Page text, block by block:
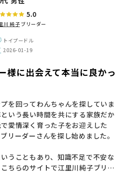
さんは、他のサイトとは
。派手な宣伝ではなく、ブリーダ
った「正しい情報」を丁寧に発信
任感を感じて信頼できました。
な素晴らしいブリーダーさんに出
5.0
川 純子 ブリーダー
トイプードル
2026-01-19
様に出会えて本当に良かっ
を回ってわんちゃんを探していま
いう長い時間を共にする家族だか
愛情深く育った子をお迎えした
リーダーさんを探し始めました。
うこともあり、知識不足で不安な
ちらのサイトで江里川純子ブリー